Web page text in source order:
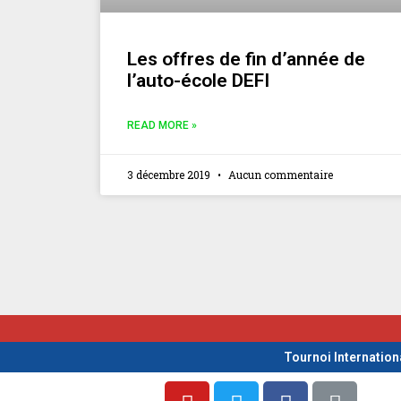
Les offres de fin d’année de
l’auto-école DEFI
READ MORE »
3 décembre 2019 Aucun commentaire
Tournoi
Y
T
F
L